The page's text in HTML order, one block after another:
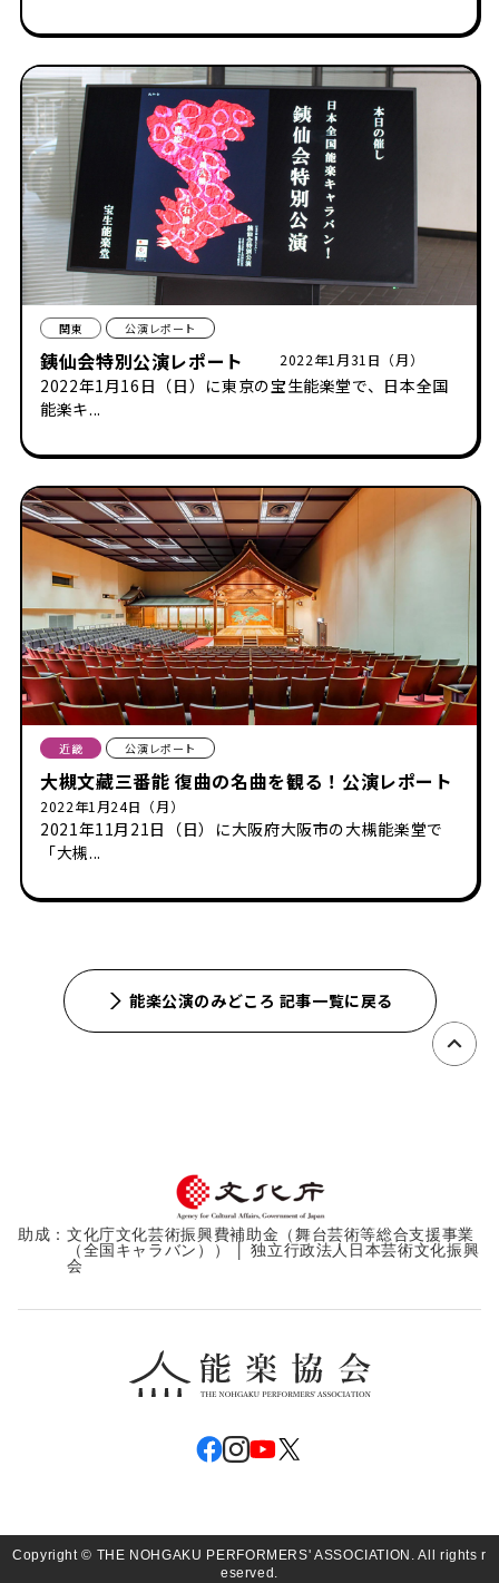
関東 公演レポート
銕仙会特別公演レポート 2022年1月31日（月）
2022年1月16日（日）に東京の宝生能楽堂で、日本全国
能楽キ...
近畿 公演レポート
大槻文藏三番能 復曲の名曲を観る！公演レポート
2022年1月24日（月）
2021年11月21日（日）に大阪府大阪市の大槻能楽堂で
「大槻...
能楽公演のみどころ 記事一覧に戻る
助成： 文化庁文化芸術振興費補助金（舞台芸術等総合支援事業
（全国キャラバン）） │ 独立行政法人日本芸術文化振興
会
Copyright © THE NOHGAKU PERFORMERS' ASSOCIATION. All rights r
eserved.